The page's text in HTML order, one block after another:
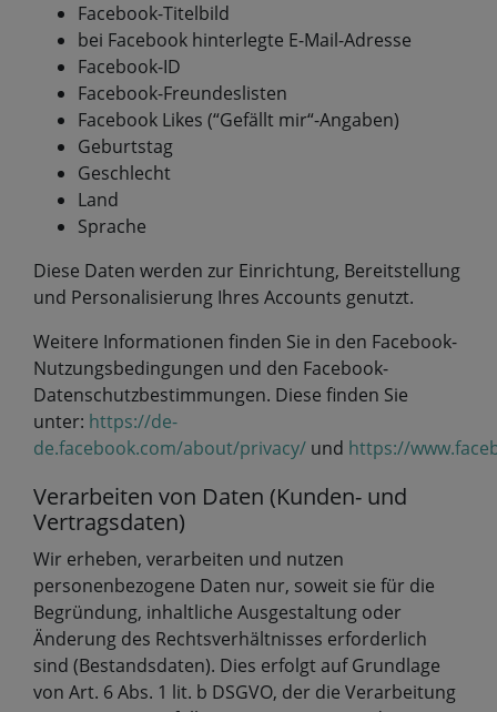
Facebook-Titelbild
bei Facebook hinterlegte E-Mail-Adresse
Facebook-ID
Facebook-Freundeslisten
Facebook Likes (“Gefällt mir“-Angaben)
Geburtstag
Geschlecht
Land
Sprache
Diese Daten werden zur Einrichtung, Bereitstellung
und Personalisierung Ihres Accounts genutzt.
Weitere Informationen finden Sie in den Facebook-
Nutzungsbedingungen und den Facebook-
Datenschutzbestimmungen. Diese finden Sie
unter: https://de-
de.facebook.com/about/privacy/ und https://
Verarbeiten von Daten (Kunden- und
Vertragsdaten)
Wir erheben, verarbeiten und nutzen
personenbezogene Daten nur, soweit sie für die
Begründung, inhaltliche Ausgestaltung oder
Änderung des Rechtsverhältnisses erforderlich
sind (Bestandsdaten). Dies erfolgt auf Grundlage
von Art. 6 Abs. 1 lit. b DSGVO, der die Verarbeitung